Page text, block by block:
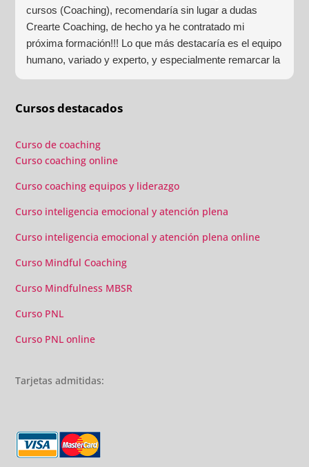
cursos (Coaching), recomendaría sin lugar a dudas
Crearte Coaching, de hecho ya he contratado mi
próxima formación!!! Lo que más destacaría es el equipo
humano, variado y experto, y especialmente remarcar la
añadido con multitud de formaciones, seminarios y
gran liderazgo de Beatriz Ricondo!!!
Cursos destacados
Curso de coaching
Curso coaching online
Curso coaching equipos y liderazgo
Curso inteligencia emocional y atención plena
Curso inteligencia emocional y atención plena online
Curso Mindful Coaching
Curso Mindfulness MBSR
Curso PNL
Curso PNL online
Tarjetas admitidas: